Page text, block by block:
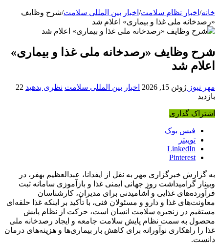
خانه/ اخبار نظام سلامت/ اخبار بین المللی سلامت/شرح وظایف
«رصدخانه ملی غذا و بیماری» اعلام شد
شرح وظایف «رصدخانه ملی غذا و بیماری»
اعلام شد
مهر نیوز ژوئن 15, 2026 اخبار بین المللی سلامت نظری بدهید 22
بازدید
اشتراک گذاری
فیس بوک
توییتر
LinkedIn
Pinterest
به گزارش خبرگزاری مهر به نقل از ایفدانا، عبدالعظیم بهفر، در
وبینار گرامیداشت روز جهانی ایمنی غذا و بازآموزی سامانه ثبت
فرآورده‌های غذایی و آشامیدنی برای مدیران، کارشناسان
معاونت‌های غذا و دارو و مسئولان فنی، با تأکید بر اینکه غذا حلقه‌ای
مستقیم در زنجیره سلامت انسان است، حرکت از نظام پایش
محصول به سمت نظام پایش سلامت جامعه و ایجاد رصدخانه ملی
غذا را راهکاری نوآورانه برای کاهش بار بیماری‌ها و هزینه‌های درمان
دانست.